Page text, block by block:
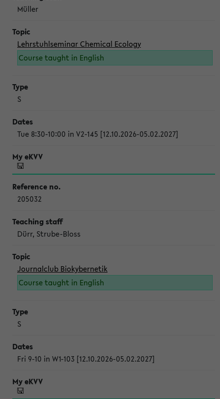
Müller
Lehrstuhlseminar Chemical Ecology
Course taught in English
S
Tue 8:30-10:00 in V2-145 [12.10.2026-05.02.2027]
205032
Dürr, Strube-Bloss
Journalclub Biokybernetik
Course taught in English
S
Fri 9-10 in W1-103 [12.10.2026-05.02.2027]